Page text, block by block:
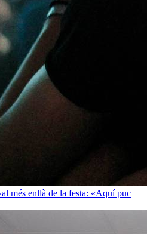
més enllà de la festa: «Aquí puc